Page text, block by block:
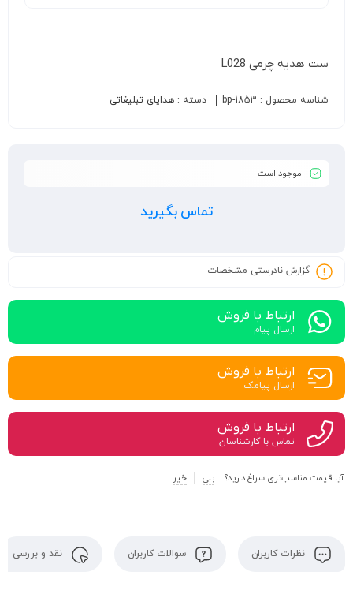
ست هدیه چرمی L028
شناسه محصول : bp-1853 دسته : هدایای تبلیغاتی
موجود است
تماس بگیرید
گزارش نادرستی مشخصات
ارتباط با فروش
ارسال پیام
ارتباط با فروش
ارسال پیامک
ارتباط با فروش
تماس با کارشناسان
آیا قیمت مناسب‌تری سراغ دارید؟ بلی خیر
نظرات کاربران سوالات کاربران نقد و بررسی